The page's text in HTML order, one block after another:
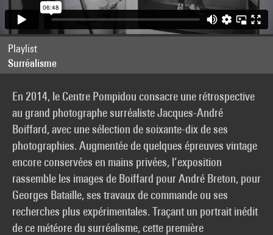
Playlist
Surréalisme
En 2014, le Centre Pompidou consacre une rétrospective
au grand photographe surréaliste Jacques-André
Boiffard, avec une sélection de soixante-dix de ses
photographies. Augmentée de quelques épreuves vintage
encore conservées en mains privées, l’exposition
rassemble les images de Boiffard pour André Breton, pour
Georges Bataille, ses travaux de commande ou ses
recherches plus expérimentales. Traçant un portrait inédit
de ce météore du surréalisme, cette première